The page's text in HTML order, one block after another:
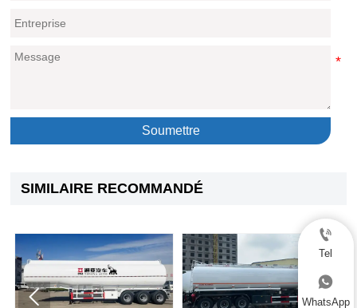
Soumettre
SIMILAIRE RECOMMANDÉ
 

Tel

WhatsApp